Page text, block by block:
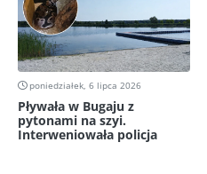
poniedziałek, 6 lipca 2026
Pływała w Bugaju z
pytonami na szyi.
Interweniowała policja